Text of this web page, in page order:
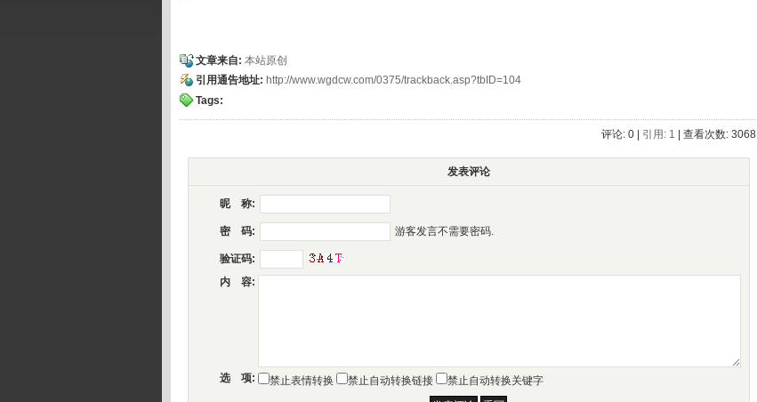
文章来自: 本站原创
引用通告地址: http://www.wgdcw.com/0375/trackback.asp?tbID=104
Tags:
评论: 0 | 引用: 1 | 查看次数: 3068
发表评论
昵 称:
密 码: 游客发言不需要密码.
验证码:
内 容:
选 项: 禁止表情转换 禁止自动转换链接 禁止自动转换关键字